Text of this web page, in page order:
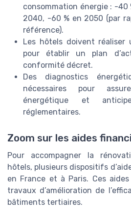
consommation énergie : -40
2040, -60 % en 2050 (par
référence).
Les hôtels doivent réaliser
pour établir un plan
conformité décret.
Des diagnostics
nécessaires pour
énergétique et
réglementaires.
Zoom sur les aides
Pour accompagner la
hôtels, plusieurs dispositifs
en France et à Paris. Ces
travaux d’amélioration de
bâtiments tertiaires.